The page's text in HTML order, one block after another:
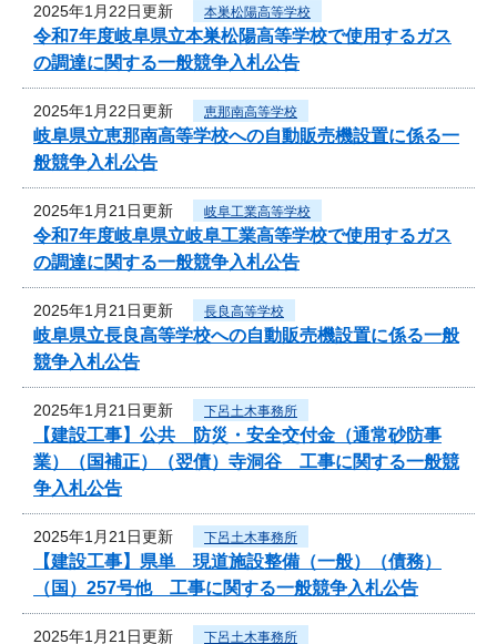
2025年1月22日更新 本巣松陽高等学校
令和7年度岐阜県立本巣松陽高等学校で使用するガス
の調達に関する一般競争入札公告
2025年1月22日更新 恵那南高等学校
岐阜県立恵那南高等学校への自動販売機設置に係る一
般競争入札公告
2025年1月21日更新 岐阜工業高等学校
令和7年度岐阜県立岐阜工業高等学校で使用するガス
の調達に関する一般競争入札公告
2025年1月21日更新 長良高等学校
岐阜県立長良高等学校への自動販売機設置に係る一般
競争入札公告
2025年1月21日更新 下呂土木事務所
【建設工事】公共 防災・安全交付金（通常砂防事
業）（国補正）（翌債）寺洞谷 工事に関する一般競
争入札公告
2025年1月21日更新 下呂土木事務所
【建設工事】県単 現道施設整備（一般）（債務）
（国）257号他 工事に関する一般競争入札公告
2025年1月21日更新 下呂土木事務所